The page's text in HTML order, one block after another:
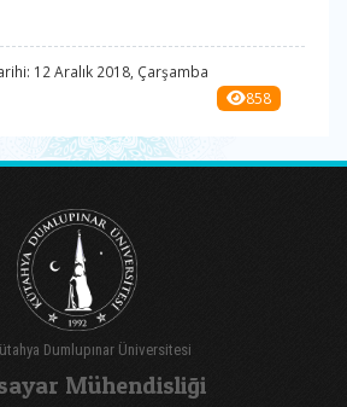
12 Aralık 2018, Çarşamba
858
Dumlupınar Üniversitesi
Mühendisliği